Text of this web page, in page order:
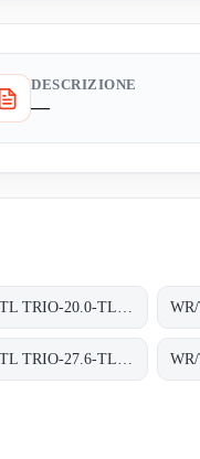
DESCRIZIONE
—